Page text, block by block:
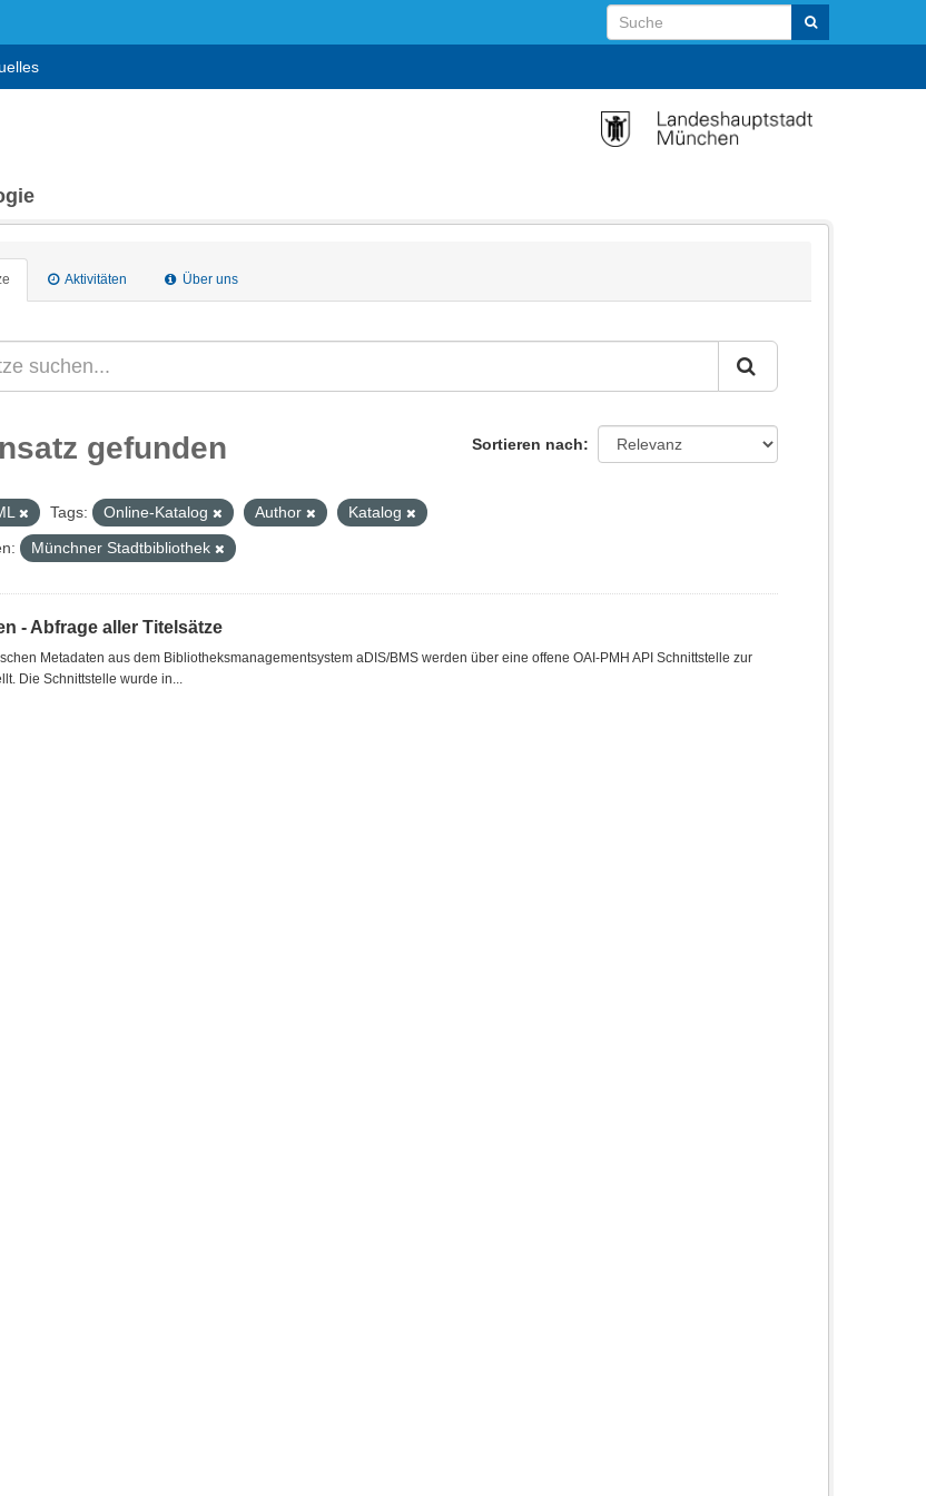
Aktivitäten Über uns
Sortieren nach
gefunden
Tags: Online-Katalog Author
Katalog
Münchner Stadtbibliothek
- Abfrage aller Titelsätze
Metadaten aus dem Bibliotheksmanagementsystem aDIS/BMS werden über eine offene OAI-PMH API Schnittstelle zur
Die Schnittstelle wurde in...